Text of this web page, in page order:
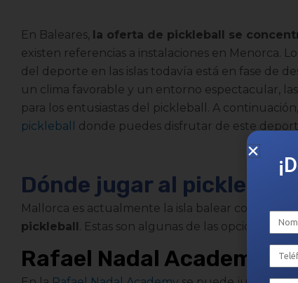
En Baleares, la oferta de pickleball se
existen referencias a instalaciones en Menorca.
del deporte en las islas todavía está en fase de
un clima favorable y un entorno espectacular,
para los entusiastas del pickleball. A
pickleball
donde puedes disfrutar de este
Dónde jugar al pickleball
Mallorca es actualmente la isla balear con más
pickleball . Estas son algunas de las opciones
Rafael Nadal Academy,